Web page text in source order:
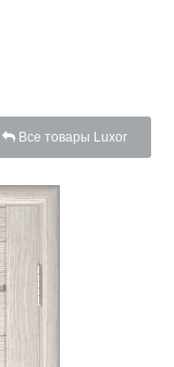
Все товары Luxor